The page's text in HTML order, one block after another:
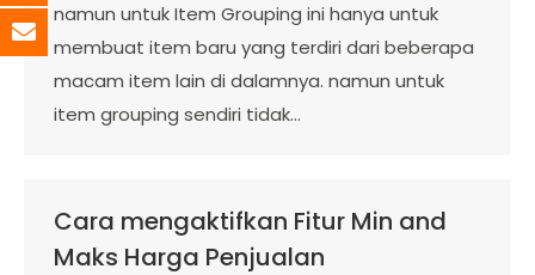
namun untuk Item Grouping ini hanya untuk
membuat item baru yang terdiri dari beberapa
macam item lain di dalamnya. namun untuk
item grouping sendiri tidak…
Cara mengaktifkan Fitur Min and
Maks Harga Penjualan